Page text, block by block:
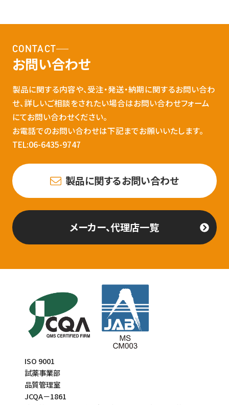
CONTACT
お問い合わせ
製品に関する内容や、受注・発送・納期に関するお問い合わ
せ、詳しいご相談をされたい場合はお問い合わせフォーム
にてお問い合わせください。
お電話でのお問い合わせは下記までお願いいたします。
TEL:06-6435-9747
製品に関するお問い合わせ
メーカー、代理店一覧
ISO 9001
試薬事業部
品質管理室
JCQA－1861